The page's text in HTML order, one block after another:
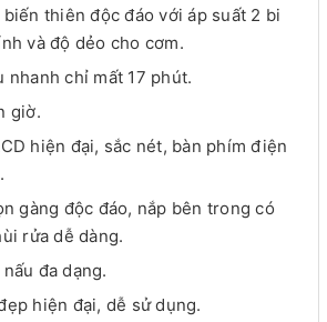
biến thiên độc đáo với áp suất 2 bi
và độ dẻo cho cơm.
nhanh chỉ mất 17 phút.
giờ.
hiện đại, sắc nét, bàn phím điện
gàng độc đáo, nắp bên trong có
rửa dễ dàng.
đa dạng.
hiện đại, dễ sử dụng.